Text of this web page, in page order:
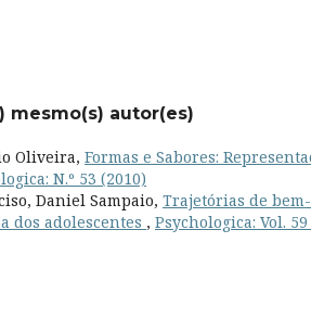
mesmo(s) autor(es)
Oliveira, Formas e Sabores:
N.º 53 (2010)
Daniel Sampaio, Trajetórias de
dos adolescentes , Psychologica: Vol. 59